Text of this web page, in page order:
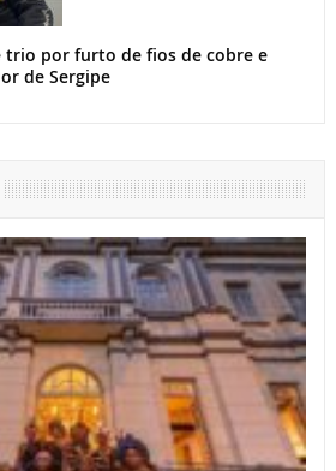
trio por furto de fios de cobre e
de Sergipe